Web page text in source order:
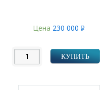
Цена 230 000Р
КУПИТЬ